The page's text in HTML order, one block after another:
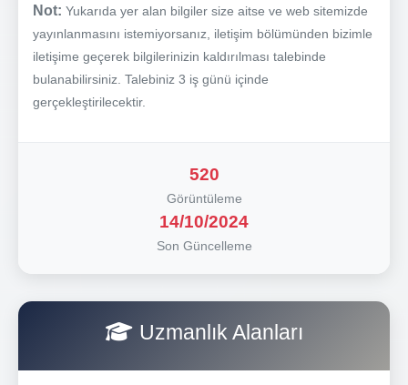
Not: Yukarıda yer alan bilgiler size aitse ve web sitemizde
yayınlanmasını istemiyorsanız, iletişim bölümünden bizimle
iletişime geçerek bilgilerinizin kaldırılması talebinde
bulanabilirsiniz. Talebiniz 3 iş günü içinde
gerçekleştirilecektir.
520
Görüntüleme
14/10/2024
Son Güncelleme
Uzmanlık Alanları